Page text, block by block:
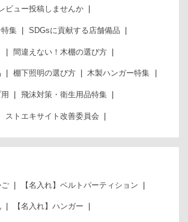
ビュー投稿しませんか
集 SDGsに貢献する店舗備品
間違えない！木棚の選び方
棚下照明の選び方 木製ハンガー特集
飛沫対策・衛生用品特集
ストエキサイト改善委員会
ご 【名入れ】ベルトパーティション
【名入れ】ハンガー